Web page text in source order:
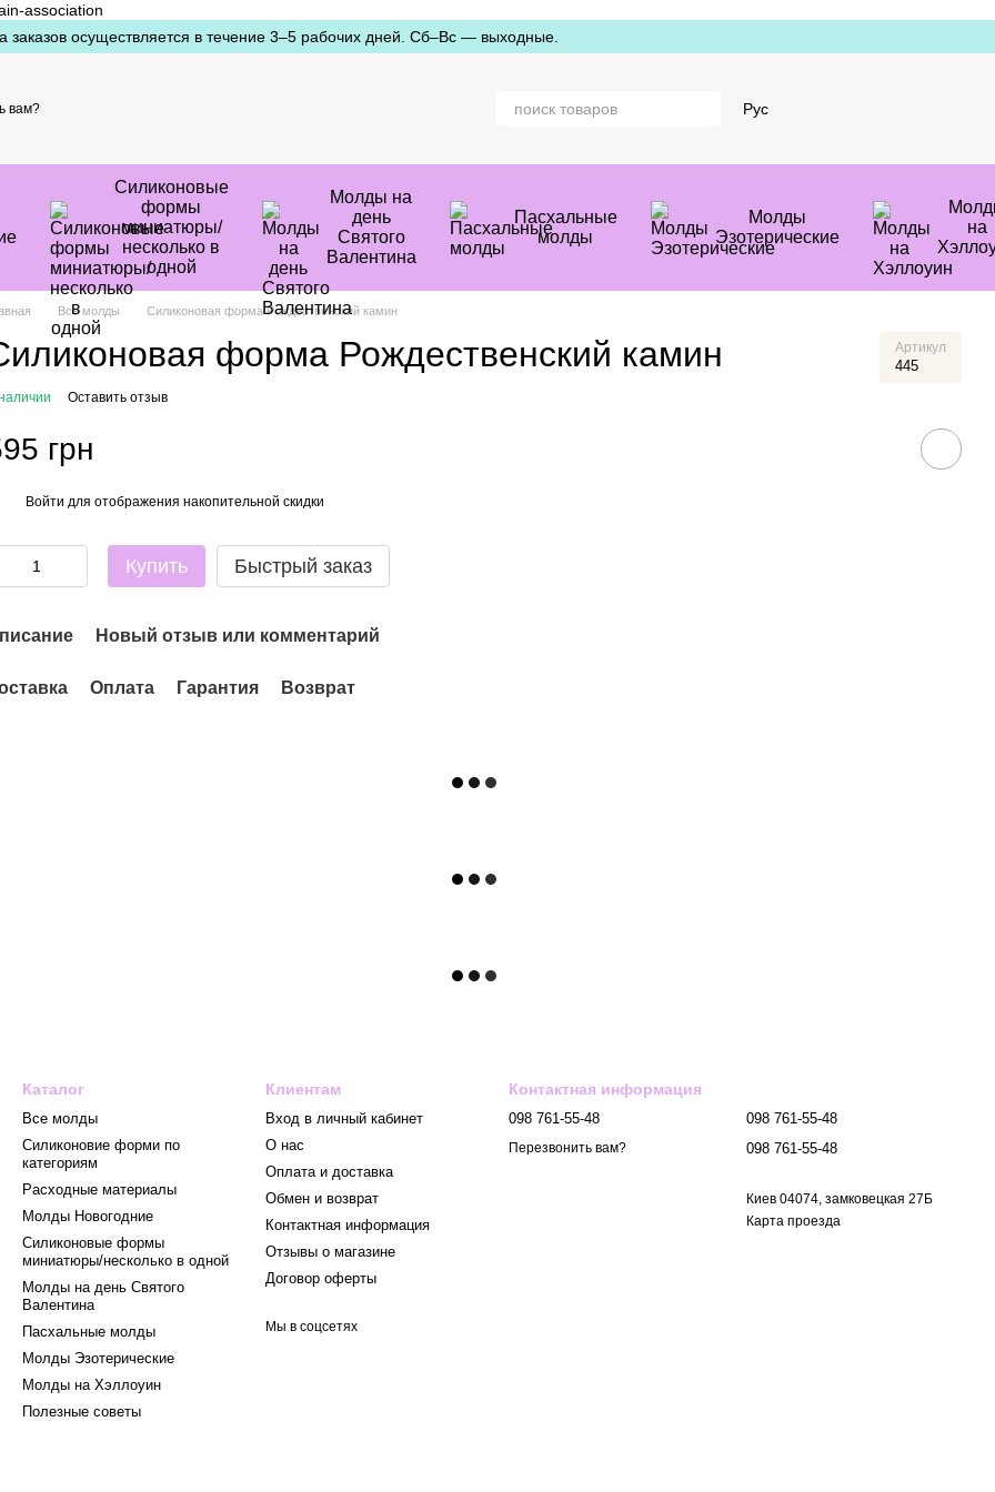
association
заказов осуществляется в течение 3–5 рабочих дней. Сб–Вс — выходные.
вам? Рус
Силиконовые
формы
миниатюры/
несколько в
одной
Молды на
день
Святого
Валентина
Пасхальные
молды
Молды
Эзотерические
на
Все молды Силиконовая форма Рождественский камин
форма Рождественский камин Артикул
445
Оставить отзыв
грн
Войти для отображения накопительной скидки
Купить Быстрый заказ
Новый отзыв или комментарий
Оплата Гарантия Возврат
Каталог
Все молды
Силиконовие форми по
категориям
Расходные материалы
Mолды Новогодние
Силиконовые формы
миниатюры/несколько в одной
Молды на день Святого
Валентина
Пасхальные молды
Молды Эзотерические
Молды на Хэллоуин
Полезные советы
Клиентам
Вход в личный кабинет
О нас
Оплата и доставка
Обмен и возврат
Контактная информация
Отзывы о магазине
Договор оферты
Мы в соцсетях
Контактная информация
098 761-55-48
Перезвонить вам?
098 761-55-48
098 761-55-48
Киев 04074, замковецкая 27Б
Карта проезда